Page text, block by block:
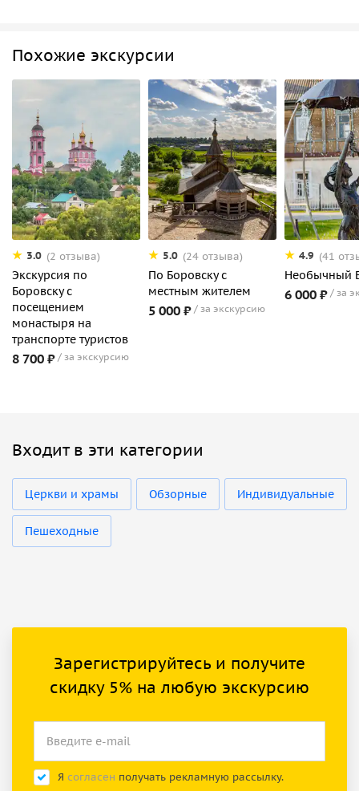
Похожие экскурсии
3.0 (2 отзыва)
Экскурсия по
Боровску с
посещением
монастыря на
транспорте туристов
8 700 ₽ за экскурсию
5.0 (24 отзыва)
По Боровску с
местным жителем
5 000 ₽ за экскурсию
4.9 (41
Необычный
6 000 ₽ за
Входит в эти категории
Церкви и храмы Обзорные Индивидуальные
Пешеходные
Зарегистрируйтесь и получите
скидку 5% на любую экскурсию
Я согласен получать рекламную рассылку.